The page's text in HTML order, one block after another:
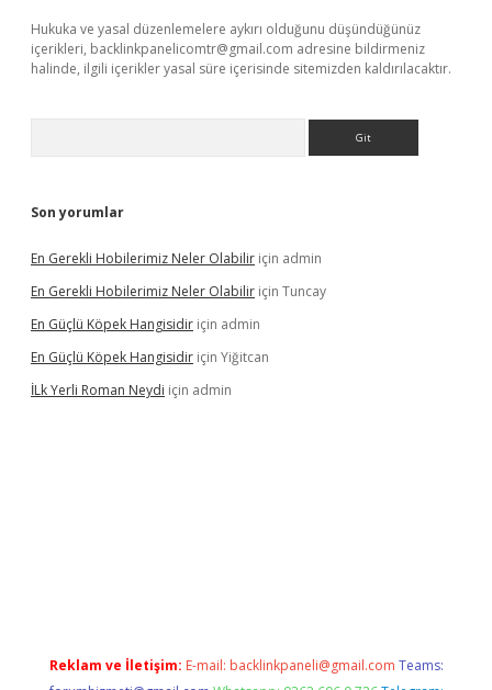
Hukuka ve yasal düzenlemelere aykırı olduğunu düşündüğünüz
içerikleri, backlinkpanelicomtr@gmail.com adresine bildirmeniz
halinde, ilgili içerikler yasal süre içerisinde sitemizden kaldırılacaktır.
Son yorumlar
En Gerekli Hobilerimiz Neler Olabilir için admin
En Gerekli Hobilerimiz Neler Olabilir için Tuncay
En Güçlü Köpek Hangisidir için admin
En Güçlü Köpek Hangisidir için Yiğitcan
İLk Yerli Roman Neydi için admin
Reklam ve İletişim: E-mail: backlinkpaneli@gmail.com Teams: